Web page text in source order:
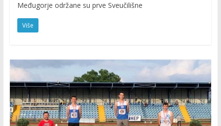
Međugorje održane su prve Sveučilišne
Više